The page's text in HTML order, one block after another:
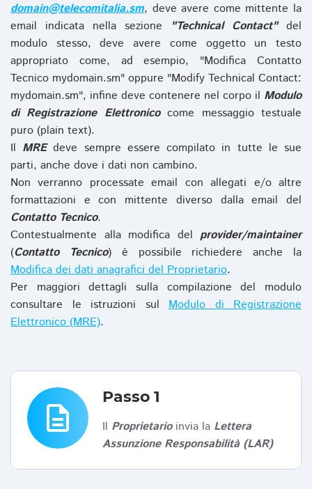
domain@telecomitalia.sm, deve avere come mittente la
email indicata nella sezione
"Technical Contact"del
modulo stesso, deve avere come oggetto un testo
appropriato come, ad esempio, "Modifica Contatto
Tecnico mydomain.sm" oppure "Modify Technical Contact:
mydomain.sm", infine deve contenere nel corpo il Modulo
di Registrazione Elettronicocome messaggio testuale
puro (plain text).
Il MREdeve sempre essere compilato in tutte le sue
parti, anche dove i dati non cambino.
Non verranno processate email con allegati e/o altre
formattazioni e con mittente diverso dalla email del
Contatto Tecnico.
Contestualmente alla modifica del provider/maintainer
(Contatto Tecnico) è possibile richiedere anche la
Modifica dei dati anagrafici del Proprietario.
Per maggiori dettagli sulla compilazione del modulo
consultare le istruzioni sul Modulo di Registrazione
Elettronico (MRE).
description
Passo 1
Il Proprietarioinvia la Lettera
Assunzione Responsabilità (LAR)